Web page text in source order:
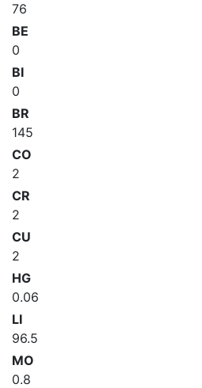
76
BE
0
BI
0
BR
145
CO
2
CR
2
CU
2
HG
0.06
LI
96.5
MO
0.8